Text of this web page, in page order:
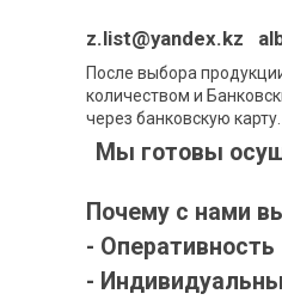
z.list@yandex.kz
После выбора
количеством и
через банковскую карту.
Мы готовы
Почему с нами
- Оперативность
-